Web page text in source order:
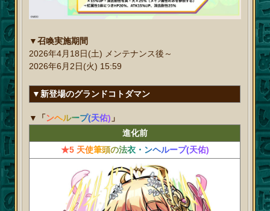
▼召喚実施期間
2026年4月18日(土) メンテナンス後～
2026年6月2日(火) 15:59
▼新登場のグランドコトダマン
▼「ンヘループ(天佑) 」
進化前
★5 天使筆頭の法衣・ンヘループ(天佑)